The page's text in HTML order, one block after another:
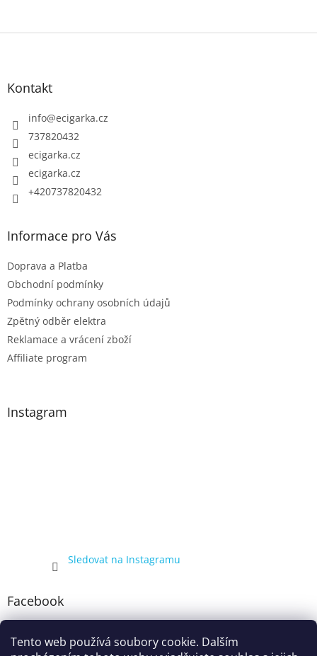
Tento web používá soubory cookie. Dalším
Kontakt
info@ecigarka.cz
737820432
ecigarka.cz
ecigarka.cz
+420737820432
Informace pro Vás
Doprava a Platba
Obchodní podmínky
Podmínky ochrany osobních údajů
Zpětný odběr elektra
Reklamace a vrácení zboží
Affiliate program
Instagram
Sledovat na Instagramu
Facebook